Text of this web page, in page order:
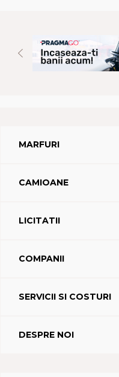
MARFURI
CAMIOANE
LICITATII
COMPANII
SERVICII SI COSTURI
DESPRE NOI